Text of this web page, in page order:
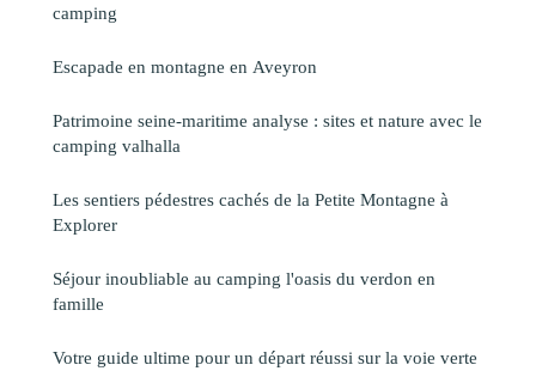
camping
Escapade en montagne en Aveyron
Patrimoine seine-maritime analyse : sites et nature avec le
camping valhalla
Les sentiers pédestres cachés de la Petite Montagne à
Explorer
Séjour inoubliable au camping l'oasis du verdon en
famille
Votre guide ultime pour un départ réussi sur la voie verte